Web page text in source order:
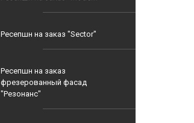
Ресепшн на заказ "Sector"
Ресепшн на заказ
фрезерованный фасад
"Резонанс"